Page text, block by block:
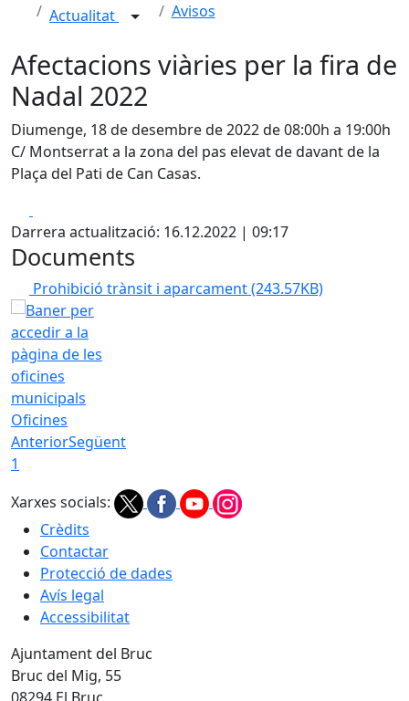
Actualitat Avisos
Afectacions viàries per la fira de
Nadal 2022
Diumenge, 18 de desembre de 2022 de 08:00h a 19:00h
C/ Montserrat a la zona del pas elevat de davant de la
Plaça del Pati de Can Casas.
Darrera actualització: 16.12.2022 | 09:17
Documents
Prohibició trànsit i aparcament(243.57KB)
Oficines
AnteriorSegüent
1
Xarxes socials:
Crèdits
Contactar
Protecció de dades
Avís legal
Accessibilitat
Ajuntament del Bruc
Bruc del Mig, 55